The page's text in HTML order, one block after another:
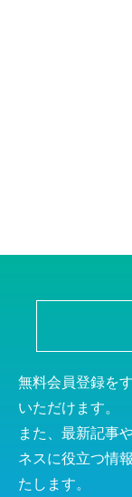
無料会員登録を
いただけます。
また、最新記事
ネスに役立つ情
たします。